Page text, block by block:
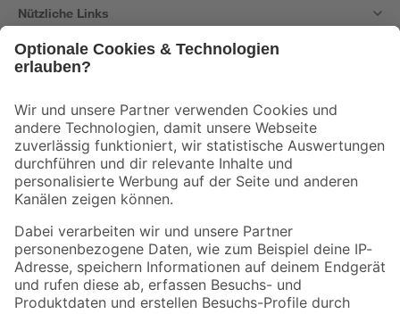
Nützliche Links
Der toom Newsletter: Keine Angebote und Aktionen mehr verpassen!
Zur Newsletter Anmeldung
Folge uns
Zahlungsarten Versandarten